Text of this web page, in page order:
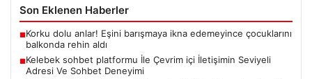
Son Eklenen Haberler
■Korku dolu anlar! Eşini barışmaya ikna edemeyince çocuklarını
balkonda rehin aldı
■Kelebek sohbet platformu İle Çevrim içi İletişimin Seviyeli
Adresi Ve Sohbet Deneyimi